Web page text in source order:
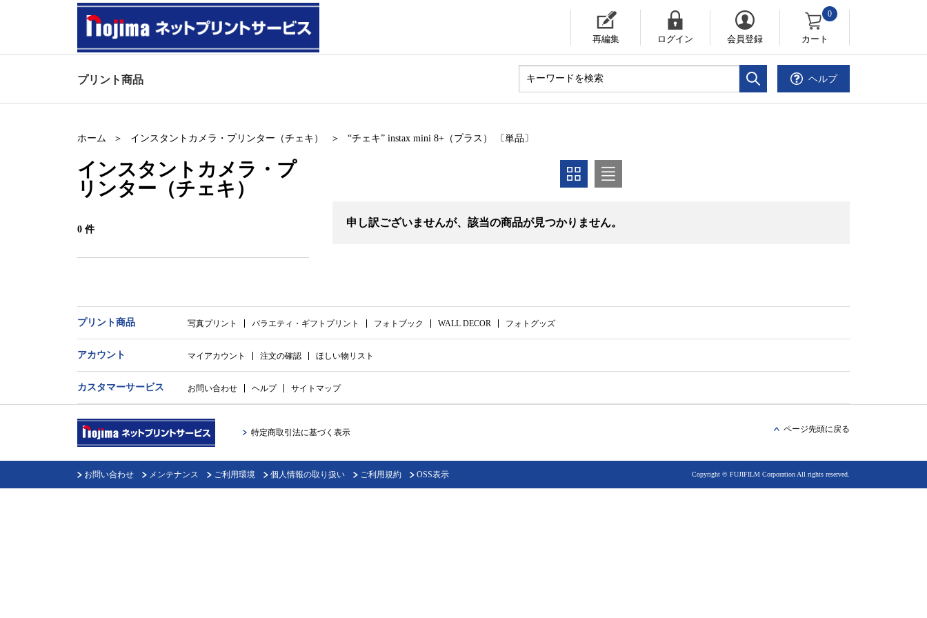
再編集 ログイン 会員登録 カート
0
ヘルプ
プリント商品
ホーム インスタントカメラ・プリンター（チェキ） “チェキ” instax mini 8+（プラス） 〔単品〕
インスタントカメラ・プ
リンター（チェキ）
0 件
申し訳ございませんが、該当の商品が見つかりません。
プリント商品 写真プリント バラエティ・ギフトプリント フォトブック WALL DECOR フォトグッズ
アカウント マイアカウント 注文の確認 ほしい物リスト
カスタマーサービス お問い合わせ ヘルプ サイトマップ
特定商取引法に基づく表示 ページ先頭に戻る
お問い合わせ メンテナンス ご利用環境 個人情報の取り扱い ご利用規約 OSS表示 Copyright © FUJIFILM Corporation All rights reserved.